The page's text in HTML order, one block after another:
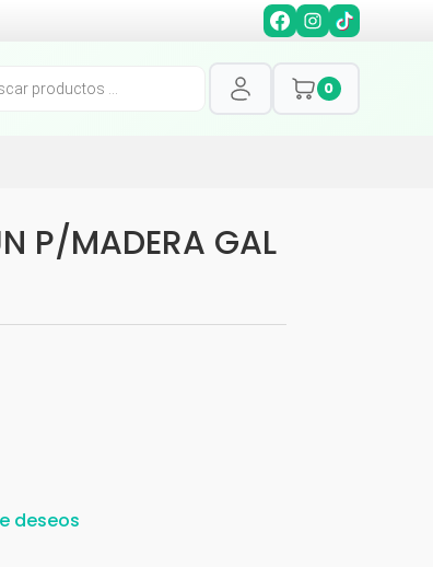
0
P/MADERA GAL
deseos